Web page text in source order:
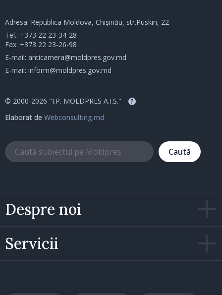
Despre noi
Servicii
Adresa: Republica Moldova, Chișinău, str.Puskin, 22
Tel.: +373 22 23-34-28
Fax: +373 22 23-26-98
E-mail: anticamera@moldpres.gov.md
E-mail: inform@moldpres.gov.md
© 2000-2026 "I.P. MOLDPRES A.I.S." ?
Elaborat de Webconsulting.md
Caută